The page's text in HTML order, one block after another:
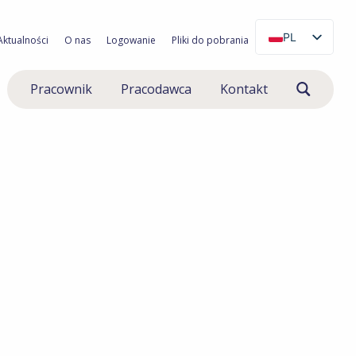
O nas Logowanie Pliki do pobrania
PL
EN
Pracownik Pracodawca Kontakt